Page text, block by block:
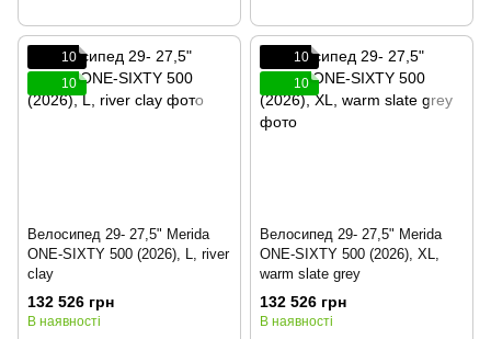
10
10
Велосипед 29- 27,5" Merida
ONE-SIXTY 500 (2026), L, river
clay
132 526 грн
В наявності
10
10
Велосипед 29- 27,5" Merida
ONE-SIXTY 500 (2026), XL,
warm slate grey
132 526 грн
В наявності